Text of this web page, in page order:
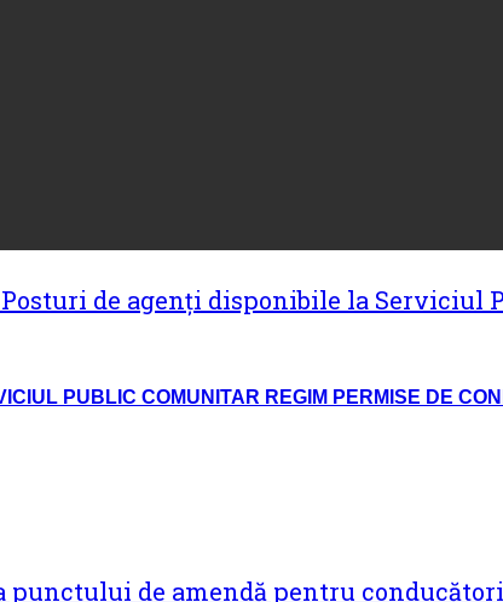
PUBLIC COMUNITAR REGIM PERMISE DE